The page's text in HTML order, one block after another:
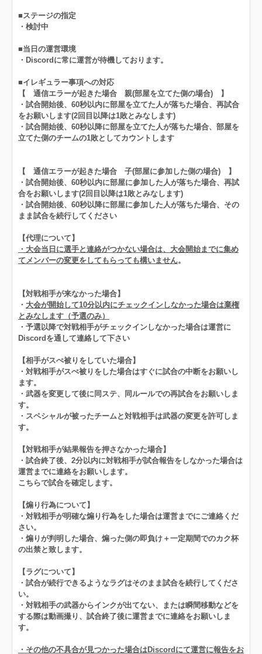
■ステージの指定
・検討中
■当日の運営環境
・Discordに常に運営が待機しております。
■イレギュラー事項への対応
【 通信エラーが起きた場合 親(部屋を立てた側の場合) 】
・試合開始後、60秒以内に部屋を立てた人が落ちた場合、再試合
をお願いします(2回目以降は1敗とみなします)
・試合開始後、60秒以降に部屋を立てた人が落ちた場合、部屋を
立てた側のチームの1敗としてカウントします
【 通信エラーが起きた場合 子(部屋に参加した側の場合) 】
・試合開始後、60秒以内に部屋に参加した人が落ちた場合、再試
合をお願いします(2回目以降は1敗とみなします)
・試合開始後、60秒以降に部屋に参加した人が落ちた場合、その
まま試合を続行してください
【代理について】
・大会当日に選手と連絡がつかない場合は、大会開始までに集め
てメンバーの変更をしてもらっても構いません。
【対戦相手が来なかった場合】
・ 大会が開始して10分以内にチェックインしなかった場合は棄権
とみなします（予選のみ）
・予選以降で対戦相手がチェックインしなかった場合は運営に
Discordを通して連絡して下さい
【相手がスぺ被りをしていた場合】
・対戦相手がスぺ被りをした場合はすぐに試合の中断をお願いし
ます。
・武器を変更して後に同ステ、同ルールでの再試合をお願いしま
す。
・スペシャルが被ったチームと対戦相手は武器の変更を許可しま
す。
【対戦相手が結果報告を押さなかった場合】
・試合終了後、2分以内に対戦相手が試合報告をしなかった場合は
運営までに連絡をお願いします。
こちらで試合を確定します。
【煽り行為について】
・対戦相手が明確な煽り行為をした場合は運営までにご連絡くだ
さい。
・煽りが判明した場合、煽った側の即負け＋一定期間でのカク杯
の出禁と致します。
【ラグについて】
・試合が続行できるようなラグはそのまま試合を続行してくださ
い。
・対戦相手の武器からインクが出てない、または瞬間移動などを
する際は動画撮り、試合終了後に運営までに連絡をお願いしま
す。
・その他の不具合が見つかった場合はDiscordにて運営に報告をお